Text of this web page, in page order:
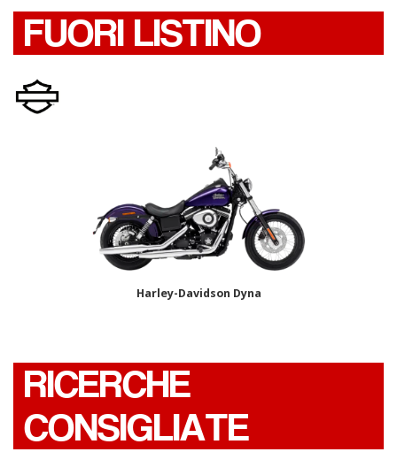
FUORI LISTINO
Harley-Davidson Dyna
RICERCHE
CONSIGLIATE